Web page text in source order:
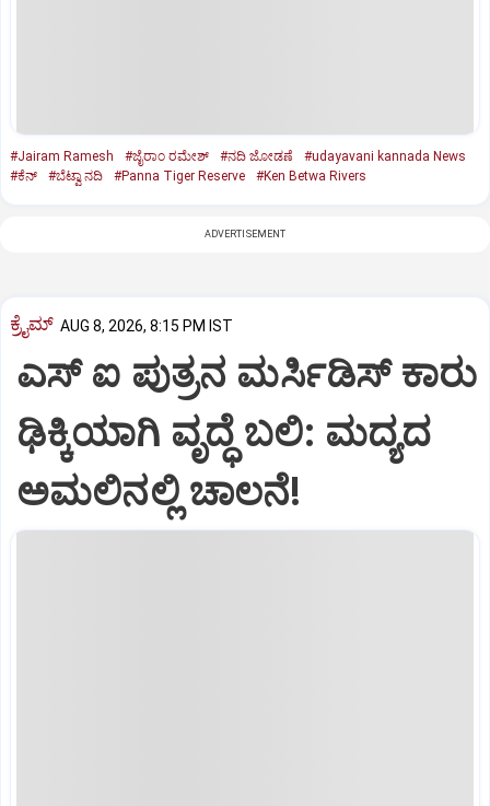
#Jairam Ramesh #ಜೈರಾಂ ರಮೇಶ್‌ #ನದಿ ಜೋಡಣೆ
#udayavani kannada News
#ಕೆನ್
#ಬೆಟ್ವಾ ನದಿ #Panna Tiger Reserve #Ken Betwa Rivers
ADVERTISEMENT
ಕ್ರೈಮ್ AUG 8, 2026, 8:15 PM IST
ಎಸ್ ಐ ಪುತ್ರನ ಮರ್ಸಿಡಿಸ್‌ ಕಾರು
ಢಿಕ್ಕಿಯಾಗಿ ವೃದ್ಧೆ ಬಲಿ: ಮದ್ಯದ
ಅಮಲಿನಲ್ಲಿ ಚಾಲನೆ!